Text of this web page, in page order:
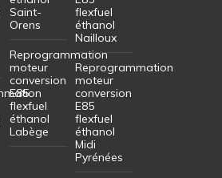
Saint-
Orens
Reprogrammation
moteur
conversion
E85
flexfuel
éthanol
Labège
flexfuel
éthanol
Nailloux
Reprogrammation
moteur
conversion
E85
flexfuel
éthanol
Midi
Pyrénées